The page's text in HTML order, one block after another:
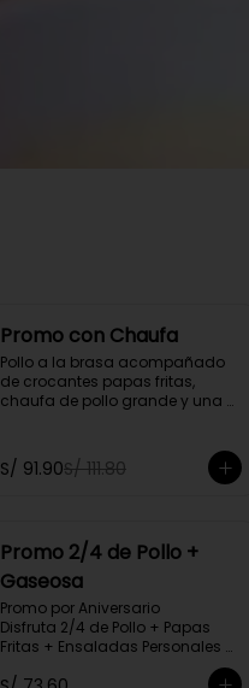
Promo con Chaufa
Pollo a la brasa acompañado
de crocantes papas fritas,
chaufa de pollo grande y una
Promoción exclusiva para llevar
o delivery
S/ 91.90S/ 111.80
Promo 2/4 de Pollo +
Gaseosa
Promo por Aniversario
Disfruta 2/4 de Pollo + Papas
Fritas + Ensaladas Personales y